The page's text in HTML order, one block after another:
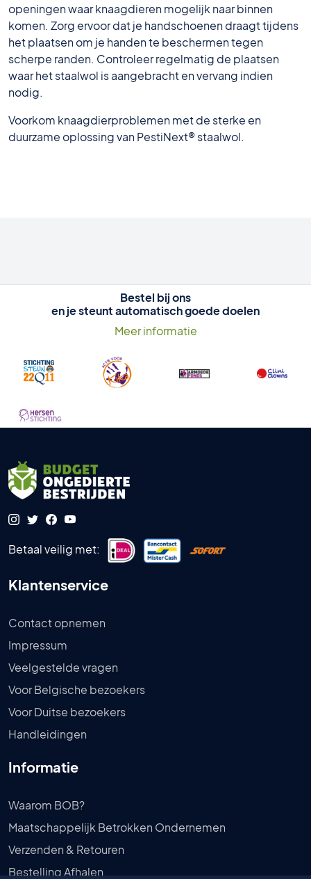
openingen waar knaagdieren mogelijk naar binnen
komen. Zorg ervoor dat je handschoenen draagt tijdens
het plaatsen om je handen te beschermen tegen
scherpe randen. Controleer regelmatig de plaatsen
waar het staalwol is aangebracht en vervang indien
nodig.
Voorkom knaagdierproblemen met de sterke en
duurzame oplossing van PestiNext® staalwol.
Bestel bij ons
en je steunt automatisch goede doelen
Meer informatie
Betaal veilig met:
Klantenservice
Contact opnemen
Impressum
Veelgestelde vragen
Voor Belgische bezoekers
Voor Duitse bezoekers
Handleidingen
Informatie
Waarom BOB?
Maatschappelijk Betrokken Ondernemen
Verzenden & Retouren
Bestelling Afhalen